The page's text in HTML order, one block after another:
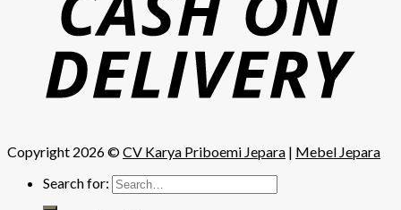
Copyright 2026 ©CV Karya Priboemi Jepara | Mebel Jepara
Search for: